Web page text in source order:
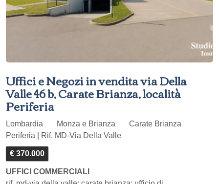
Uffici e Negozi in vendita via Della
Valle 46 b, Carate Brianza, località
Periferia
Lombardia Monza e Brianza
Carate Brianza
Periferia | Rif. MD-Via Della Valle
€ 370.000
UFFICI COMMERCIALI